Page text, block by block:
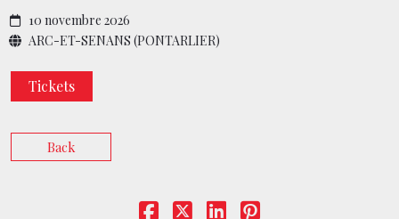
CONCERTS
10 novembre 2026
ARC-ET-SENANS (PONTARLIER)
Tickets
Back